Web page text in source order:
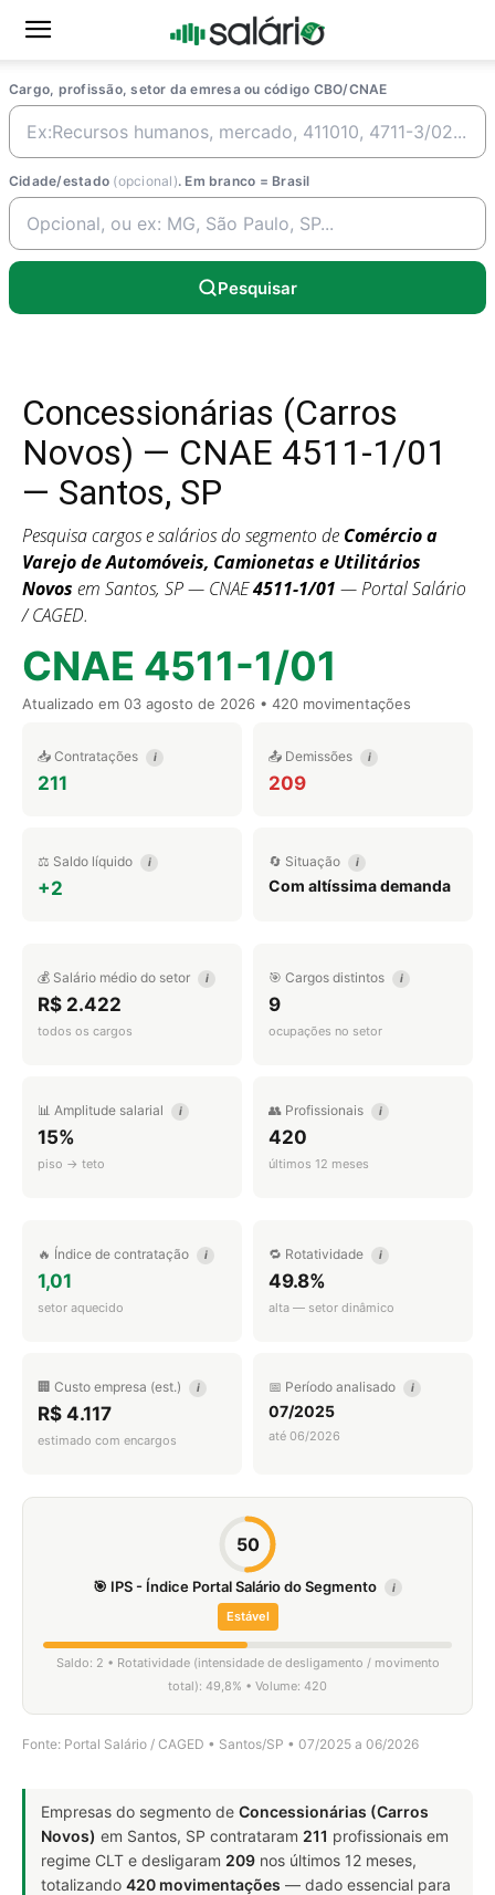
Cargo, profissão, setor da emresa ou código CBO/CNAE
Cidade/estado (opcional). Em branco = Brasil
Pesquisar
Concessionárias (Carros
Novos) — CNAE 4511-1/01
— Santos, SP
Pesquisa cargos e salários do segmento de Comércio a
Varejo de Automóveis, Camionetas e Utilitários
Novos em Santos, SP — CNAE4511-1/01 — Portal Salário
/ CAGED.
CNAE 4511-1/01
Atualizado em 03 agosto de 2026 • 420 movimentações
📥 Contratações i
211
📤 Demissões i
209
⚖️ Saldo líquido i
+2
🔄 Situação i
Com altíssima demanda
💰 Salário médio do setor i
R$ 2.422
todos os cargos
🎯 Cargos distintos i
9
ocupações no setor
📊 Amplitude salarial i
15%
piso → teto
👥 Profissionais i
420
últimos 12 meses
🔥 Índice de contratação i
1,01
setor aquecido
🔁 Rotatividade i
49.8%
alta — setor dinâmico
🏢 Custo empresa (est.) i
R$ 4.117
estimado com encargos
📅 Período analisado i
07/2025
até 06/2026
50
🎯 IPS - Índice Portal Salário do Segmento i
Estável
Saldo: 2 • Rotatividade (intensidade de desligamento / movimento
total): 49,8% • Volume: 420
Fonte: Portal Salário / CAGED • Santos/SP • 07/2025 a 06/2026
Empresas do segmento de Concessionárias (Carros
Novos) em Santos, SP contrataram 211 profissionais em
regime CLT e desligaram 209 nos últimos 12 meses,
totalizando 420 movimentações — dado essencial para